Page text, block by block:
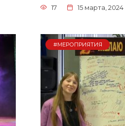
17 15 марта, 2024
#МЕРОПРИЯТИЯ